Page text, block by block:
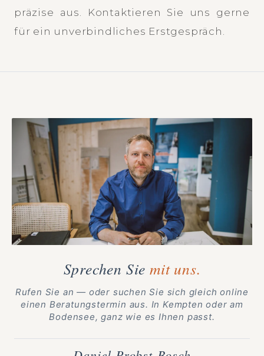
präzise aus. Kontaktieren Sie uns gerne
für ein unverbindliches Erstgespräch.
Sprechen Sie mit uns.
Rufen Sie an — oder suchen Sie sich gleich online
einen Beratungstermin aus. In Kempten oder am
Bodensee, ganz wie es Ihnen passt.